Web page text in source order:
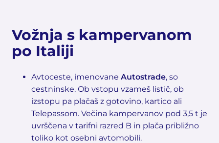
Vožnja s kampervanom
po Italiji
Avtoceste, imenovane Autostrade, so
cestninske. Ob vstopu vzameš listič, ob
izstopu pa plačaš z gotovino, kartico ali
Telepassom. Večina kampervanov pod 3,5 t je
uvrščena v tarifni razred B in plača približno
toliko kot osebni avtomobili.